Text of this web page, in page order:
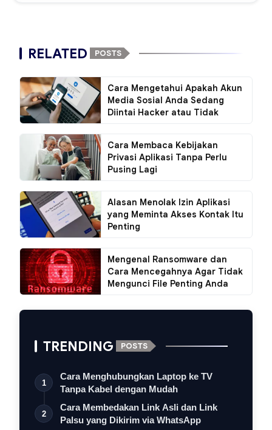
RELATED POSTS
Cara Mengetahui Apakah Akun
Media Sosial Anda Sedang
Diintai Hacker atau Tidak
Cara Membaca Kebijakan
Privasi Aplikasi Tanpa Perlu
Pusing Lagi
Alasan Menolak Izin Aplikasi
yang Meminta Akses Kontak Itu
Penting
Mengenal Ransomware dan
Cara Mencegahnya Agar Tidak
Mengunci File Penting Anda
TRENDING POSTS
1
Cara Menghubungkan Laptop ke TV
Tanpa Kabel dengan Mudah
2
Cara Membedakan Link Asli dan Link
Palsu yang Dikirim via WhatsApp